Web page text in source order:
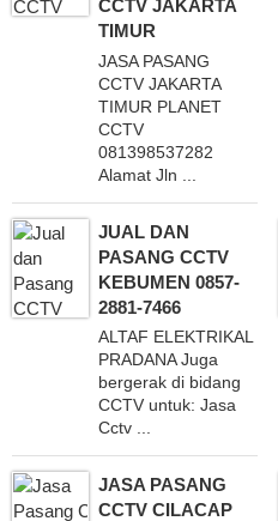
CCTV JAKARTA
TIMUR
JASA PASANG
CCTV JAKARTA
TIMUR PLANET
CCTV
081398537282
Alamat Jln ...
JUAL DAN
PASANG CCTV
KEBUMEN 0857-
2881-7466
ALTAF ELEKTRIKAL
PRADANA Juga
bergerak di bidang
CCTV untuk: Jasa
Cctv ...
JASA PASANG
CCTV CILACAP